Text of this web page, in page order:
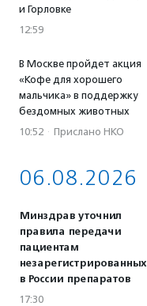
и Горловке
12:59
В Москве пройдет акция
«Кофе для хорошего
мальчика» в поддержку
бездомных животных
10:52 · Прислано НКО
06.08.2026
Минздрав уточнил
правила передачи
пациентам
незарегистрированных
в России препаратов
17:30